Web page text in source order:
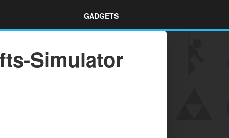
GADGETS
Simulator